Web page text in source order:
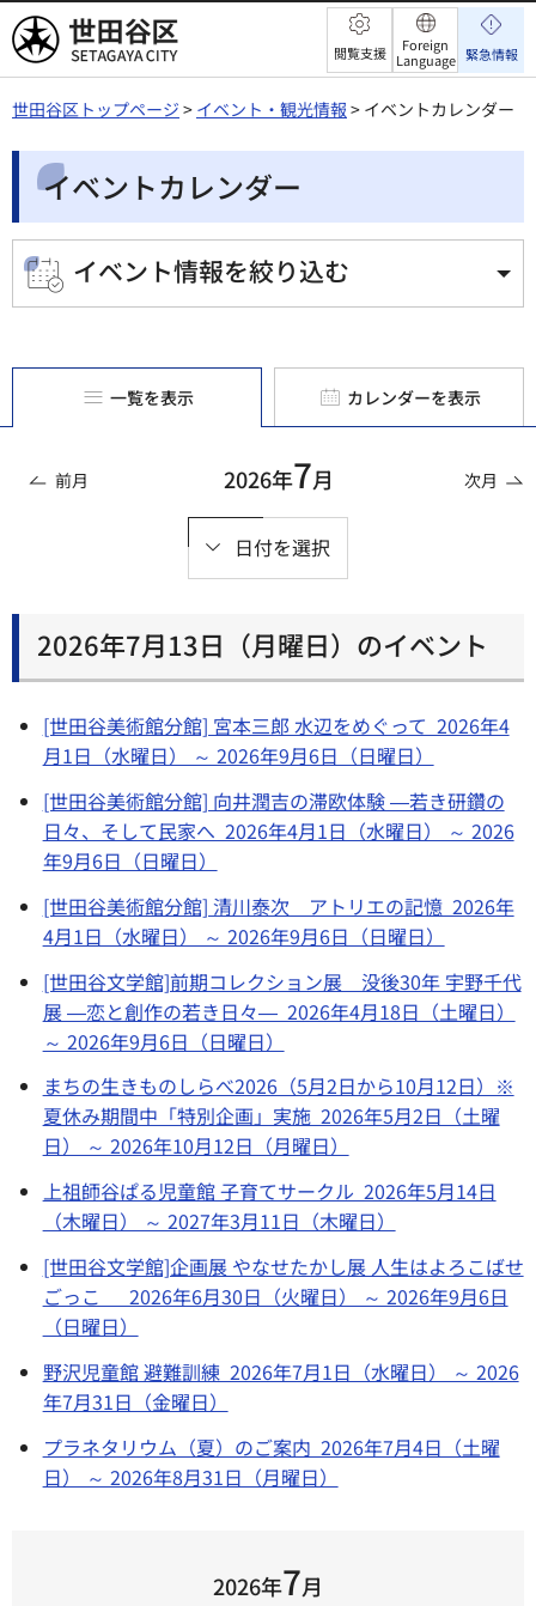
世田谷区 閲覧支援
Foreign
Language 緊急情報
世田谷区トップページ > イベント・観光情報 > イベントカレンダー
イベントカレンダー
イベント情報を絞り込む
一覧を表示 カレンダーを表示
前月 2026年7月
日付を選択
次月
2026年7月13日（月曜日）のイベント
[世田谷美術館分館] 宮本三郎 水辺をめぐって 2026年4
月1日（水曜日） ～ 2026年9月6日（日曜日）
[世田谷美術館分館] 向井潤吉の滞欧体験 ―若き研鑽の
日々、そして民家へ 2026年4月1日（水曜日） ～ 2026
年9月6日（日曜日）
[世田谷美術館分館] 清川泰次 アトリエの記憶 2026年
4月1日（水曜日） ～ 2026年9月6日（日曜日）
[世田谷文学館]前期コレクション展 没後30年 宇野千代
展 ―恋と創作の若き日々― 2026年4月18日（土曜日）
～ 2026年9月6日（日曜日）
まちの生きものしらべ2026（5月2日から10月12日）※
夏休み期間中「特別企画」実施 2026年5月2日（土曜
日） ～ 2026年10月12日（月曜日）
上祖師谷ぱる児童館 子育てサークル 2026年5月14日
（木曜日） ～ 2027年3月11日（木曜日）
[世田谷文学館]企画展 やなせたかし展 人生はよろこばせ
ごっこ 2026年6月30日（火曜日） ～ 2026年9月6日
（日曜日）
野沢児童館 避難訓練 2026年7月1日（水曜日） ～ 2026
年7月31日（金曜日）
プラネタリウム（夏）のご案内 2026年7月4日（土曜
日） ～ 2026年8月31日（月曜日）
2026年7月